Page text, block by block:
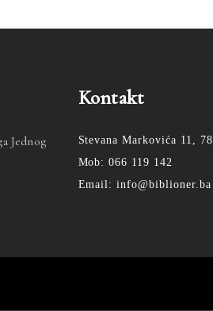
Jednog
Kontakt
Stevana Markovića 11,
Mob: 066 119 142
Email: info@biblioner.ba